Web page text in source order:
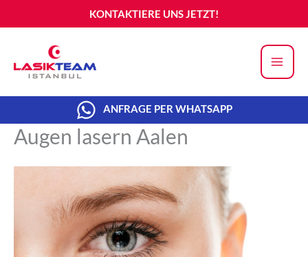
Inhalt
KONTAKTIERE UNS JETZT!
ANFRAGE PER WHATSAPP
Augen lasern Aalen